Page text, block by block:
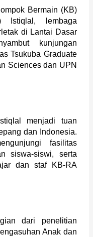
Bermain (KB)
Istiqlal, lembaga
di Lantai Dasar
kunjungan
Tsukuba Graduate
Sciences dan UPN
menjadi tuan
dan Indonesia.
fasilitas
siswa-siswi, serta
dan staf KB-RA
dari penelitian
Anak dan